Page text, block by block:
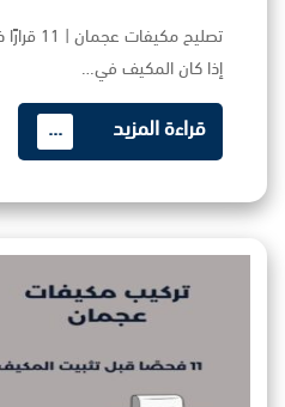
تصليح
إذا كان المكيف في…
قراءة المزيد ...